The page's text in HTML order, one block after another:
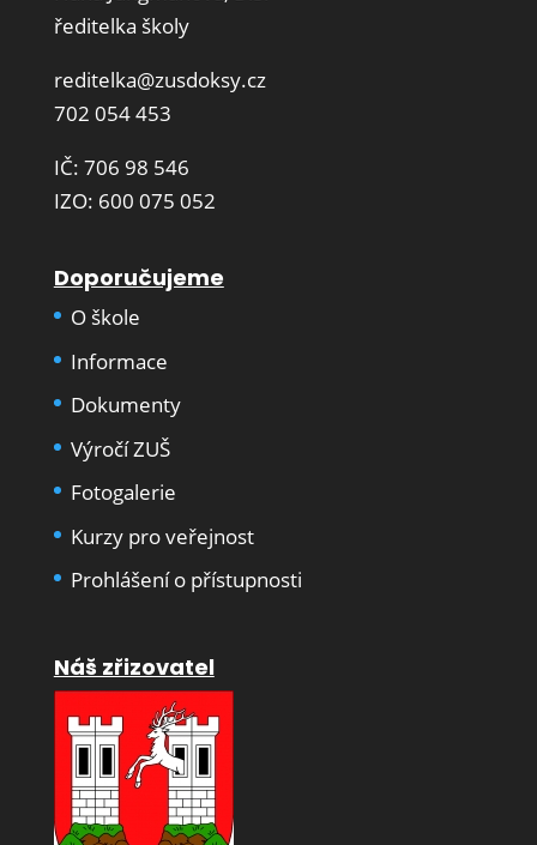
ředitelka školy
reditelka@zusdoksy.cz
702 054 453
IČ: 706 98 546
IZO: 600 075 052
Doporučujeme
O škole
Informace
Dokumenty
Výročí ZUŠ
Fotogalerie
Kurzy pro veřejnost
Prohlášení o přístupnosti
Náš zřizovatel